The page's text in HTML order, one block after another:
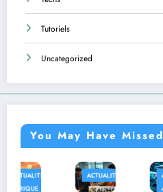
Tutoriels
Uncategorized
You May Have Missed
ACTUALITÉS
ACTUALITÉS
AFRIQUE